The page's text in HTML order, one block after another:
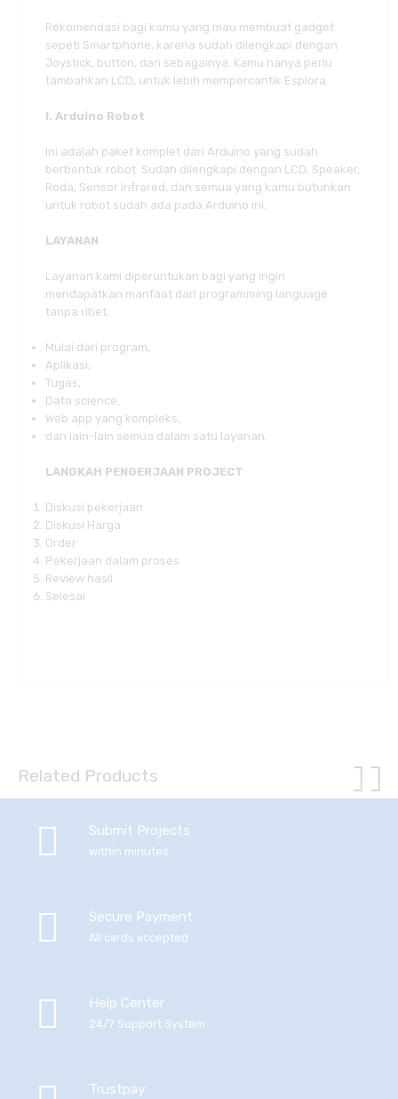
Rekomendasi bagi kamu yang mau membuat gadget
sepeti Smartphone, karena sudah dilengkapi dengan
Joystick, button, dan sebagainya. Kamu hanya perlu
tambahkan LCD, untuk lebih mempercantik Esplora.
l. Arduino Robot
Ini adalah paket komplet dari Arduino yang sudah
berbentuk robot. Sudah dilengkapi dengan LCD, Speaker,
Roda, Sensor Infrared, dan semua yang kamu butuhkan
untuk robot sudah ada pada Arduino ini.
LAYANAN
Layanan kami diperuntukan bagi yang ingin
mendapatkan manfaat dari programming language
tanpa ribet.
Mulai dari program,
Aplikasi,
Tugas,
Data science,
Web app yang kompleks,
dan lain-lain semua dalam satu layanan.
LANGKAH PENGERJAAN PROJECT
Diskusi pekerjaan
Diskusi Harga
Order
Pekerjaan dalam proses
Review hasil
Selesai
Related Products
Submit Projects
within minutes
Secure Payment
All cards accepted
Help Center
24/7 Support System
Trustpay